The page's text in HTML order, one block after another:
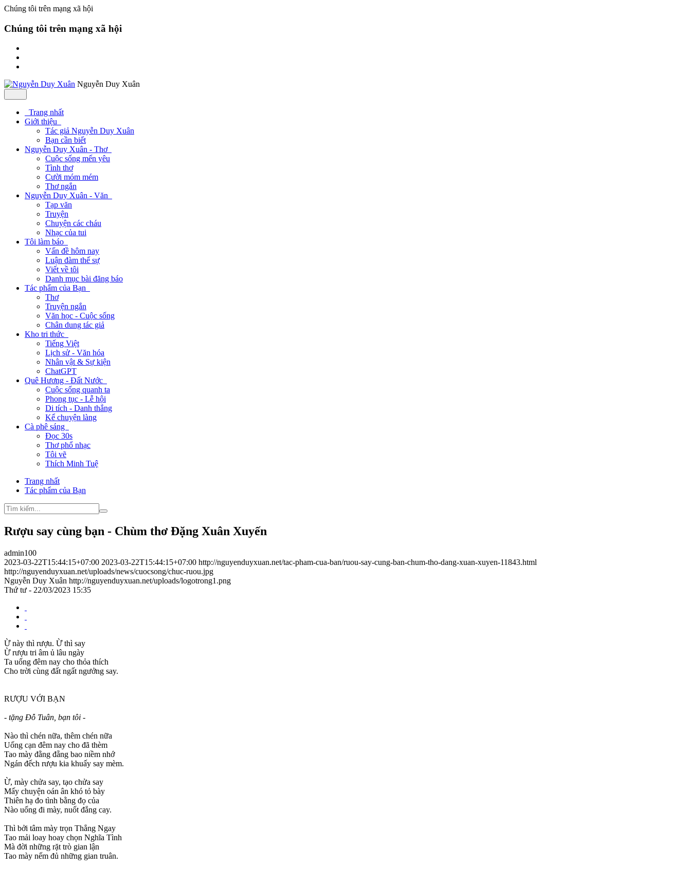
Chúng tôi trên mạng xã hội
Chúng tôi trên mạng xã hội
Nguyễn Duy Xuân
Trang nhất
Giới thiệu
Tác giả Nguyễn Duy Xuân
Bạn cần biết
Nguyễn Duy Xuân - Thơ
Cuộc sống mến yêu
Tình thơ
Cười móm mém
Thơ ngắn
Nguyễn Duy Xuân - Văn
Tạp văn
Truyện
Chuyện các cháu
Nhạc của tui
Tôi làm báo
Vấn đề hôm nay
Luận đàm thế sự
Viết về tôi
Danh mục bài đăng báo
Tác phẩm của Bạn
Thơ
Truyện ngắn
Văn học - Cuộc sống
Chân dung tác giả
Kho tri thức
Tiếng Việt
Lịch sử - Văn hóa
Nhân vật & Sự kiện
ChatGPT
Quê Hương - Đất Nước
Cuộc sống quanh ta
Phong tục - Lễ hội
Di tích - Danh thắng
Kể chuyện làng
Cà phê sáng
Đọc 30s
Thơ phổ nhạc
Tôi vẽ
Thích Minh Tuệ
Trang nhất
Tác phẩm của Bạn
Rượu say cùng bạn - Chùm thơ Đặng Xuân Xuyến
admin100
2023-03-22T15:44:15+07:00 2023-03-22T15:44:15+07:00 http://nguyenduyxuan.net/tac-pham-cua-ban/ruou-say-cung-ban-chum-tho-dang-xuan-xuyen-11843.html
http://nguyenduyxuan.net/uploads/news/cuocsong/chuc-ruou.jpg
Nguyễn Duy Xuân http://nguyenduyxuan.net/uploads/logotrong1.png
Thứ tư - 22/03/2023 15:35
Ừ này thì rượu. Ừ thì say
Ừ rượu tri âm ủ lâu ngày
Ta uống đêm nay cho thỏa thích
Cho trời cùng đất ngất ngưởng say.
RƯỢU VỚI BẠN
- tặng Đỗ Tuân, bạn tôi -
Nào thì chén nữa, thêm chén nữa
Uống cạn đêm nay cho đã thèm
Tao mày đằng đẵng bao niềm nhớ
Ngán đếch rượu kia khuấy say mèm.
Ừ, mày chửa say, tạo chửa say
Mấy chuyện oán ân khó tỏ bày
Thiên hạ đo tình bằng đọ của
Nào uống đi mày, nuốt đắng cay.
Thì bởi tâm mày trọn Thẳng Ngay
Tao mải loay hoay chọn Nghĩa Tình
Mà đời những rặt trò gian lận
Tao mày nếm đủ những gian truân.